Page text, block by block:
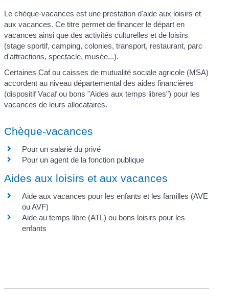
Le chèque-vacances est une prestation d'aide aux loisirs et
aux vacances. Ce titre permet de financer le départ en
vacances ainsi que des activités culturelles et de loisirs
(stage sportif, camping, colonies, transport, restaurant, parc
d'attractions, spectacle, musée...).
Certaines Caf ou caisses de mutualité sociale agricole (MSA)
accordent au niveau départemental des aides financières
(dispositif Vacaf ou bons "Aides aux temps libres") pour les
vacances de leurs allocataires.
Chèque-vacances
Pour un salarié du privé
Pour un agent de la fonction publique
Aides aux loisirs et aux vacances
Aide aux vacances pour les enfants et les familles (AVE
ou AVF)
Aide au temps libre (ATL) ou bons loisirs pour les
enfants